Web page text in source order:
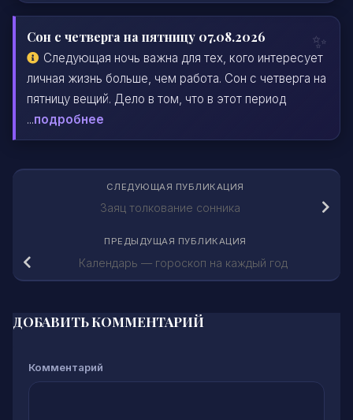
Сон с четверга на пятницу 07.08.2026
Следующая ночь важна для тех, кого интересует
личная жизнь больше, чем работа. Сон с четверга на
пятницу вещий. Дело в том, что в этот период
...подробнее
СЛЕДУЮЩАЯ ПУБЛИКАЦИЯ
Заяц толкование сонника
ПРЕДЫДУЩАЯ ПУБЛИКАЦИЯ
Календарь — гороскоп на каждый год
ДОБАВИТЬ КОММЕНТАРИЙ
Комментарий